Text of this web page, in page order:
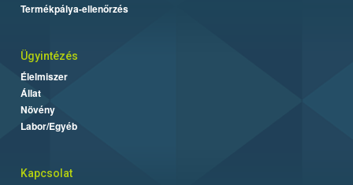
Termékpálya-ellenőrzés
Ügyintézés
Élelmiszer
Állat
Növény
Labor/Egyéb
Kapcsolat